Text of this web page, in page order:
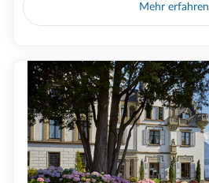
Mehr erfahren